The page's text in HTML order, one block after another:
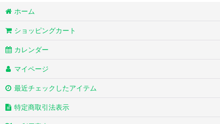
ホーム
ショッピングカート
カレンダー
マイページ
最近チェックしたアイテム
特定商取引法表示